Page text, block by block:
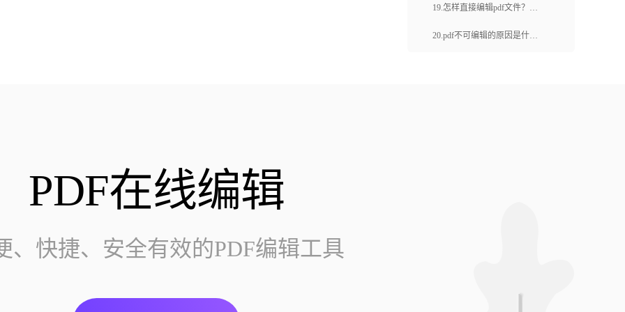
档如何镜像图片？
19.怎样直接编辑pdf文件？用
什么编辑pdf文件？
20.pdf不可编辑的原因是什
PDF在线编辑
、快捷、安全有效的PDF编辑工具